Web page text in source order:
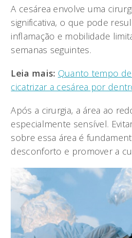
A cesárea envolve uma
significativa, o que pode
inflamação e mobilidade
semanas seguintes.
Leia mais: Quanto tempo
cicatrizar a cesárea por
Após a cirurgia, a área ao
especialmente sensível.
sobre essa área é
desconforto e promover a